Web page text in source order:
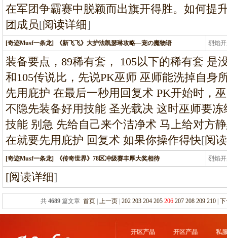
在军团争霸赛中脱颖而出旗开得胜。如何提
团成员[阅读详细]
[奇迹Musf一条龙] 《新飞飞》大护法凯瑟琳攻略—宠の魔物语 烈焰
龙
装备要点，89稀有套， 105以下的稀有套 是
和105传说比，先说PK巫师 巫师能洗掉自身
先用庇护 在最后一秒用回复术 PK开始时，
不隐先装备好用技能 圣光载决 这时巫师要
技能 别急 先给自己来个洁净术 马上给对方
在就要先用庇护 回复术 如果你操作得快[阅
[奇迹Musf一条龙] 《传奇世界》78区冲级赛丰厚大奖相待 烈焰
[阅读详细]
共 4689篇文章 首页| 上一页| 202 203 204 205 206 207 208 209 210| 下
开区产品
开区产品
私